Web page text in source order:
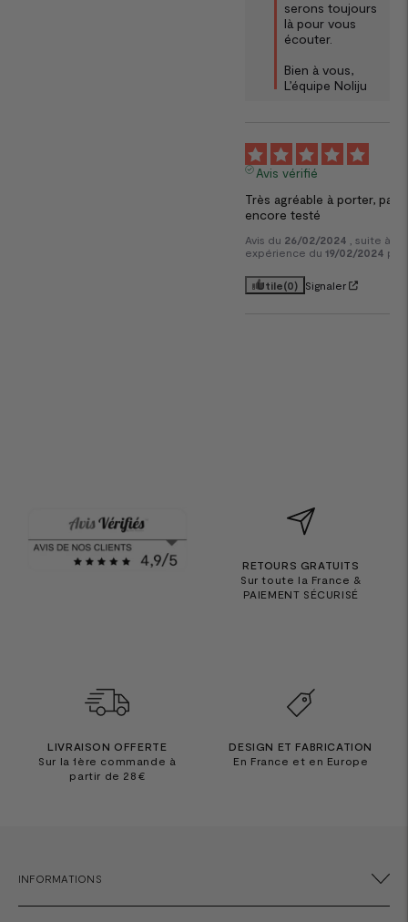
serons toujours
là pour vous
écouter.
Bien à vous,
L’équipe Noliju
Avis vérifié
Très agréable à porter, pas
encore testé
Avis du 26/02/2024
, suite à
expérience du 19/02/2024 par
Utile(0) Signaler
RETOURS GRATUITS
Sur toute la France &
PAIEMENT SÉCURISÉ
LIVRAISON OFFERTE
Sur la 1ère commande à
partir de 28€
DESIGN ET FABRICATION
En France et en Europe
INFORMATIONS